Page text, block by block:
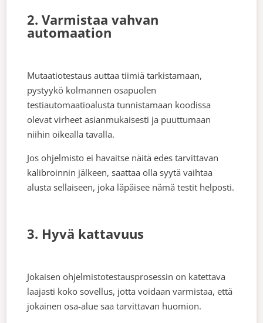
2. Varmistaa vahvan
automaation
Mutaatiotestaus auttaa tiimiä tarkistamaan,
pystyykö kolmannen osapuolen
testiautomaatioalusta tunnistamaan koodissa
olevat virheet asianmukaisesti ja puuttumaan
niihin oikealla tavalla.
Jos ohjelmisto ei havaitse näitä edes tarvittavan
kalibroinnin jälkeen, saattaa olla syytä vaihtaa
alusta sellaiseen, joka läpäisee nämä testit helposti.
3. Hyvä kattavuus
Jokaisen ohjelmistotestausprosessin on katettava
laajasti koko sovellus, jotta voidaan varmistaa, että
jokainen osa-alue saa tarvittavan huomion.